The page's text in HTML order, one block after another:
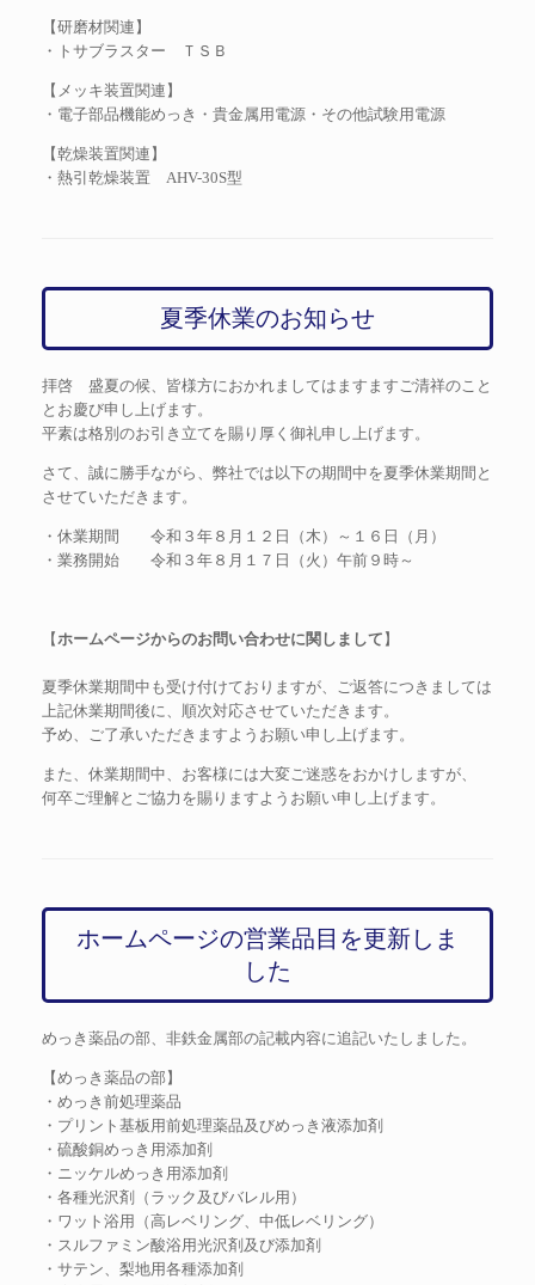
【研磨材関連】
・トサブラスター ＴＳＢ
【メッキ装置関連】
・電子部品機能めっき・貴金属用電源・その他試験用電源
【乾燥装置関連】
・熱引乾燥装置 AHV-30S型
夏季休業のお知らせ
拝啓 盛夏の候、皆様方におかれましてはますますご清祥のこと
とお慶び申し上げます。
平素は格別のお引き立てを賜り厚く御礼申し上げます。
さて、誠に勝手ながら、弊社では以下の期間中を夏季休業期間と
させていただきます。
・休業期間 令和３年８月１２日（木）～１６日（月）
・業務開始 令和３年８月１７日（火）午前９時～
【ホームページからのお問い合わせに関しまして 】
夏季休業期間中も受け付けておりますが、ご返答につきましては
上記休業期間後に、順次対応させていただきます。
予め、ご了承いただきますようお願い申し上げます。
また、休業期間中、お客様には大変ご迷惑をおかけしますが、
何卒ご理解とご協力を賜りますようお願い申し上げます。
ホームページの営業品目を更新しま
した
めっき薬品の部、非鉄金属部の記載内容に追記いたしました。
【めっき薬品の部】
・めっき前処理薬品
・プリント基板用前処理薬品及びめっき液添加剤
・硫酸銅めっき用添加剤
・ニッケルめっき用添加剤
・各種光沢剤（ラック及びバレル用）
・ワット浴用（高レベリング、中低レベリング）
・スルファミン酸浴用光沢剤及び添加剤
・サテン、梨地用各種添加剤